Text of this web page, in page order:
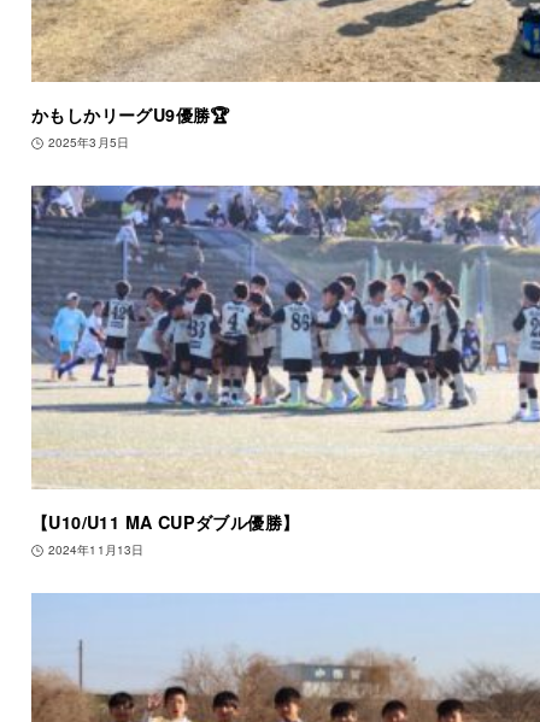
かもしかリーグU9優勝🏆
2025年3月5日
【U10/U11 MA CUPダブル優勝】
2024年11月13日